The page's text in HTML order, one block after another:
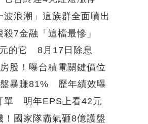
波浪潮」這族群全面噴出
7金融「這檔最慘」
的它 8月17日除息
股！曝台積電關鍵價位
盤暴賺81% 歷年績效曝
單 明年EPS上看42元
！國家隊霸氣砸8億護盤